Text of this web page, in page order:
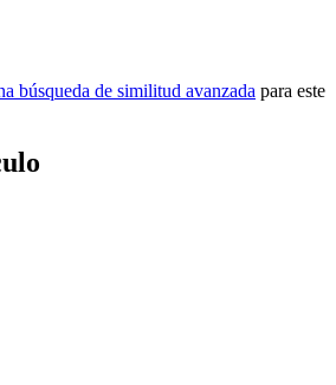
búsqueda de similitud avanzada para este